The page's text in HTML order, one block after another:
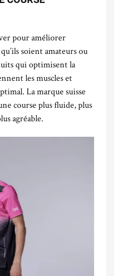
pour améliorer
soient amateurs ou
qui optimisent la
les muscles et
La marque suisse
course plus fluide, plus
agréable.